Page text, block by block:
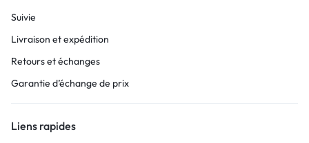
Suivie
Livraison et expédition
Retours et échanges
Garantie d’échange de prix
Liens rapides